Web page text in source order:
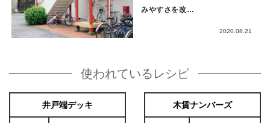
みやすさを改…
2020.08.21
使われているレシピ
井戸端デッキ 木賃ナンバーズ